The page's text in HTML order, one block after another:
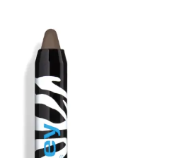
Aria
Armaf
Armani Beauty
Armani Parfums
Atkinsons
Atkinsons London 1799
Australian Gold